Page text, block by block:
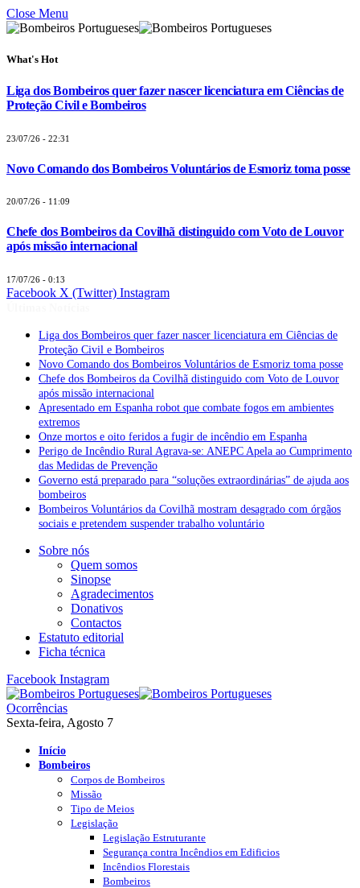
Close Menu
What's Hot
Liga dos Bombeiros quer fazer nascer licenciatura em Ciências de
Proteção Civil e Bombeiros
23/07/26 - 22:31
Novo Comando dos Bombeiros Voluntários de Esmoriz toma posse
20/07/26 - 11:09
Chefe dos Bombeiros da Covilhã distinguido com Voto de Louvor
após missão internacional
17/07/26 - 0:13
Facebook X (Twitter) Instagram
Liga dos Bombeiros quer fazer nascer licenciatura em Ciências de
Proteção Civil e Bombeiros
Novo Comando dos Bombeiros Voluntários de Esmoriz toma posse
Chefe dos Bombeiros da Covilhã distinguido com Voto de Louvor
após missão internacional
Apresentado em Espanha robot que combate fogos em ambientes
extremos
Onze mortos e oito feridos a fugir de incêndio em Espanha
Perigo de Incêndio Rural Agrava-se: ANEPC Apela ao Cumprimento
das Medidas de Prevenção
Governo está preparado para “soluções extraordinárias” de ajuda aos
bombeiros
Bombeiros Voluntários da Covilhã mostram desagrado com órgãos
sociais e pretendem suspender trabalho voluntário
Sobre nós
Quem somos
Sinopse
Agradecimentos
Donativos
Contactos
Estatuto editorial
Ficha técnica
Facebook Instagram
Ocorrências
Sexta-feira, Agosto 7
Início
Bombeiros
Corpos de Bombeiros
Missão
Tipo de Meios
Legislação
Legislação Estruturante
Segurança contra Incêndios em Edificios
Incêndios Florestais
Bombeiros